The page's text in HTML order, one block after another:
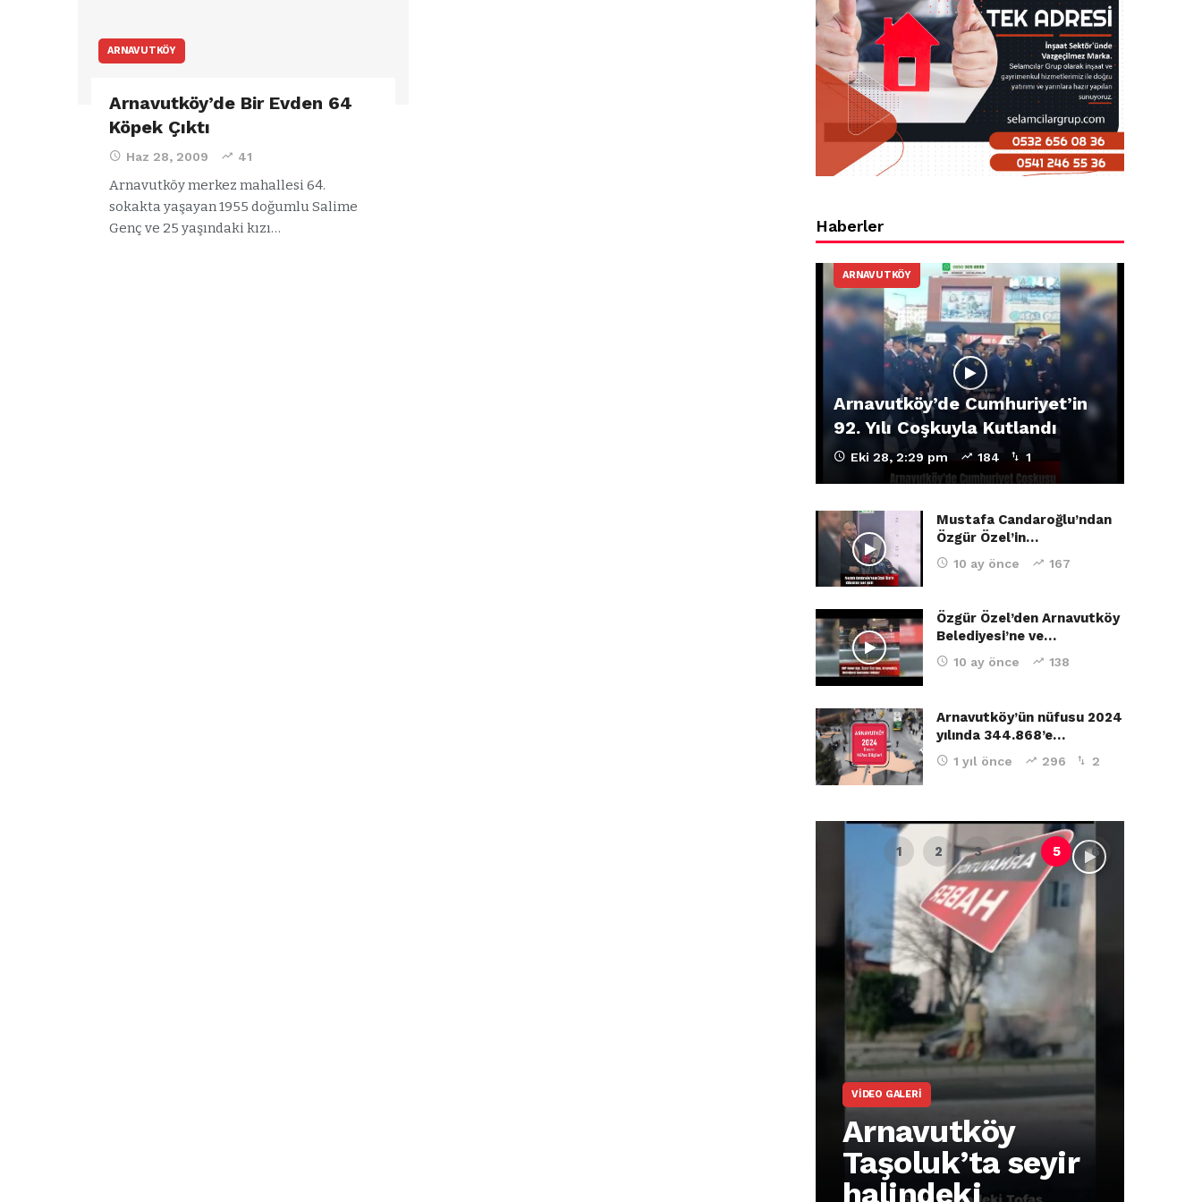
ARNAVUTKÖY
Arnavutköy’de Bir Evden 64
Köpek Çıktı
Haz 28, 2009 41
Arnavutköy merkez mahallesi 64.
sokakta yaşayan 1955 doğumlu Salime
Genç ve 25 yaşındaki kızı…
Haberler
ARNAVUTKÖY
Arnavutköy’de Cumhuriyet’in
92. Yılı Coşkuyla Kutlandı
Eki 28, 2:29 pm 184 1
Mustafa Candaroğlu’ndan
Özgür Özel’in…
10 ay önce 167
Özgür Özel’den Arnavutköy
Belediyesi’ne ve…
10 ay önce 138
Arnavutköy’ün nüfusu 2024
yılında 344.868’e…
1 yıl önce 296 2
VIDEO GALERI
Arnavutköy
Taşoluk’ta seyir
halindeki